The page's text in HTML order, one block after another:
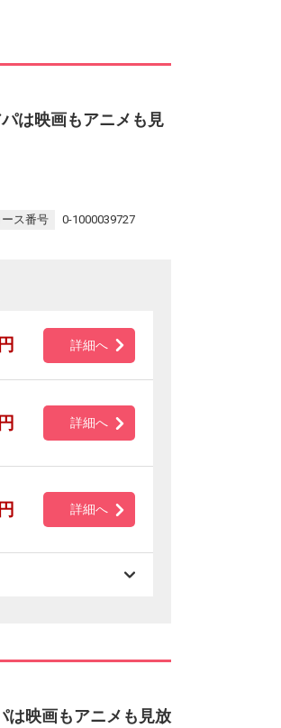
は映画もアニメも見
ス番号 0-1000039727
詳細へ
詳細へ
詳細へ
映画もアニメも見放